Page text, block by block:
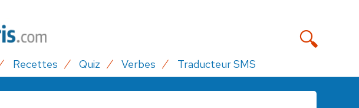
Recettes Quiz Verbes Traducteur SMS